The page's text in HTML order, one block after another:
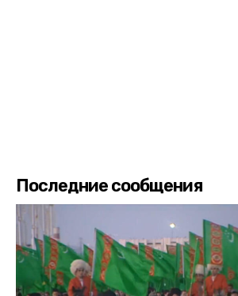
Последние сообщения